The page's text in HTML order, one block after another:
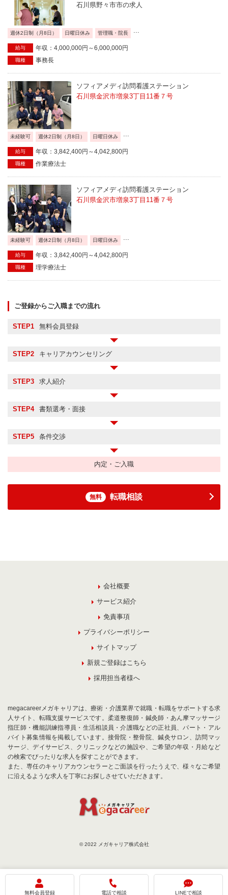
石川県野々市市の求人
週休2日制（月8日） 日曜日休み 管理職・院長 ...
給与 年収：4,000,000円～6,000,000円
職種 事務長
ソフィアメディ訪問看護ステーション
石川県金沢市増泉3丁目11番７号
未経験可 週休2日制（月8日） 日曜日休み ...
給与 年収：3,842,400円～4,042,800円
職種 作業療法士
ソフィアメディ訪問看護ステーション
石川県金沢市増泉3丁目11番７号
未経験可 週休2日制（月8日） 日曜日休み ...
給与 年収：3,842,400円～4,042,800円
職種 理学療法士
ご登録からご入職までの流れ
STEP1 無料会員登録
STEP2 キャリアカウンセリング
STEP3 求人紹介
STEP4 書類選考・面接
STEP5 条件交渉
内定・ご入職
無料 転職相談
無料会員登録 電話で相談 LINEで相談
会社概要
サービス紹介
免責事項
プライバシーポリシー
サイトマップ
新規ご登録はこちら
採用担当者様へ
megacareerメガキャリアは、療術・介護業界で就職・転職をサポートする求
人サイト、転職支援サービスです。柔道整復師・鍼灸師・あん摩マッサージ
指圧師・機能訓練指導員・生活相談員・介護職などの正社員、パート・アル
バイト募集情報を掲載しています。接骨院・整骨院、鍼灸サロン、訪問マッ
サージ、デイサービス、クリニックなどの施設や、ご希望の年収・月給など
の検索でぴったりな求人を探すことができます。
また、専任のキャリアカウンセラーとご面談を行ったうえで、様々なご希望
に沿えるような求人を丁寧にお探しさせていただきます。
© 2022 メガキャリア株式会社